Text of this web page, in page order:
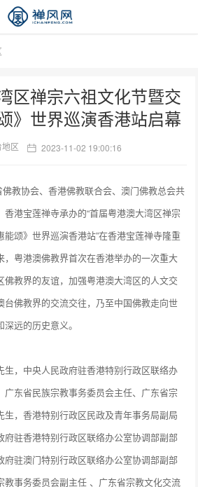
区禅宗六祖文化节暨交
》世界巡演香港站启幕
区 2023-11-02 19:00:16
教协会、香港佛教联合会、澳门佛教总会共
港宝莲禅寺承办的“首届粤港澳大湾区禅宗
颂》世界巡演香港站”在香港宝莲禅寺隆重
，粤港澳佛教界首次在香港举办的一次重大
佛教界的友谊，加强粤港澳大湾区的人文交
台佛教界的交流交往，乃至中国佛教走向世
远的历史意义。
生，中央人民政府驻香港特别行政区联络办
广东省民族宗教事务委员会主任、广东省宗
生，香港特别行政区民政及青年事务局副局
府驻香港特别行政区联络办公室协调部副部
府驻澳门特别行政区联络办公室协调部副部
教事务委员会副主任 、广东省宗教文化交流